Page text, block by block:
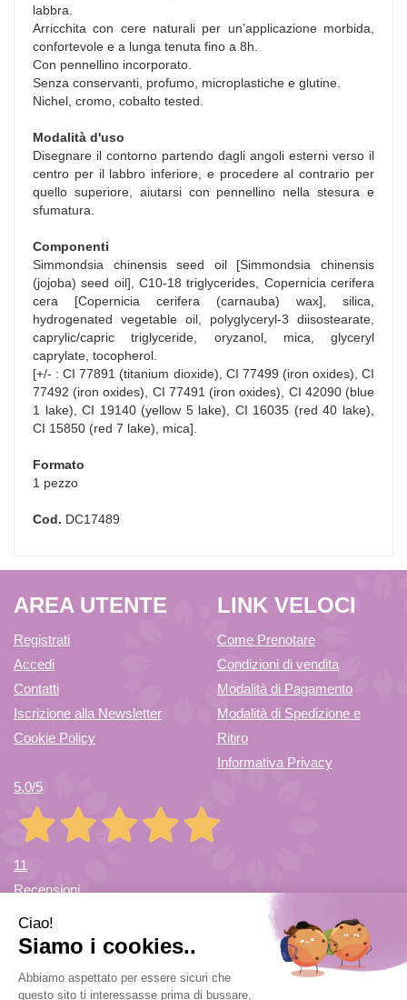
labbra.
Arricchita con cere naturali per un’applicazione morbida,
confortevole e a lunga tenuta fino a 8h.
Con pennellino incorporato.
Senza conservanti, profumo, microplastiche e glutine.
Nichel, cromo, cobalto tested.
Modalità d'uso
Disegnare il contorno partendo dagli angoli esterni verso il
centro per il labbro inferiore, e procedere al contrario per
quello superiore, aiutarsi con pennellino nella stesura e
sfumatura.
Componenti
Simmondsia chinensis seed oil [Simmondsia chinensis
(jojoba) seed oil], C10-18 triglycerides, Copernicia cerifera
cera [Copernicia cerifera (carnauba) wax], silica,
hydrogenated vegetable oil, polyglyceryl-3 diisostearate,
caprylic/capric triglyceride, oryzanol, mica, glyceryl
caprylate, tocopherol.
[+/- : CI 77891 (titanium dioxide), CI 77499 (iron oxides), CI
77492 (iron oxides), CI 77491 (iron oxides), CI 42090 (blue
1 lake), CI 19140 (yellow 5 lake), CI 16035 (red 40 lake),
CI 15850 (red 7 lake), mica].
Formato
1 pezzo
Cod. DC17489
AREA UTENTE
Registrati
Accedi
Contatti
Iscrizione alla Newsletter
Cookie Policy
LINK VELOCI
Come Prenotare
Condizioni di vendita
Modalità di Pagamento
Modalità di Spedizione e
Ritiro
Informativa Privacy
5,0/5
11
Recensioni
Farmacia di Cuvio Sas- via Vittorio Veneto 12/a 21030 Cuvio